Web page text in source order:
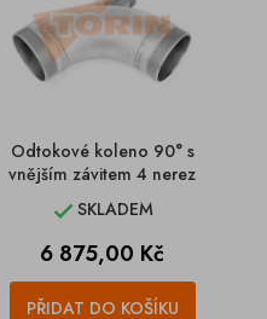
Odtokové koleno 90° s
vnějším závitem 4 nerez
SKLADEM
Cena
6 875,00 Kč
PŘIDAT DO KOŠÍKU